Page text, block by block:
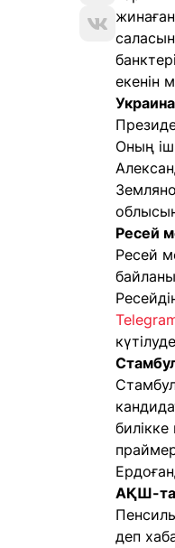
екенін
Оның
Ресей
Ресей
АҚШ-та
деп